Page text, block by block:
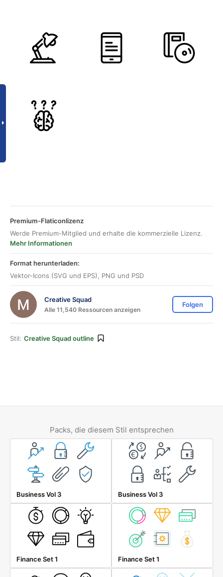
Premium-Flaticonlizenz
Werde Premium-Mitglied und erhalte die kommerzielle Lizenz.
Mehr Informationen
Format herunterladen:
Vektor-Icons (SVG und EPS), PNG und PSD
Creative Squad
Alle 11,540 Ressourcen anzeigen
Folgen
Stil: Creative Squad outline
Packs, die diesem Stil entsprechen
Business Vol 3 Business Vol 3
Finance Set 1 Finance Set 1